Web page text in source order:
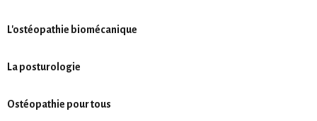
L'ostéopathie biomécanique
La posturologie
Ostéopathie pour tous